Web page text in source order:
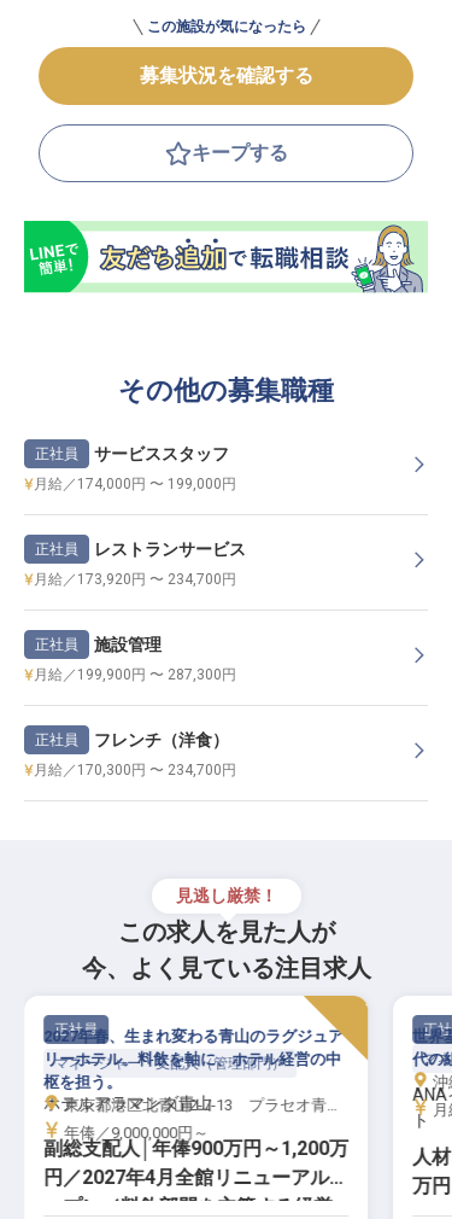
この施設が気になったら
募集状況を確認する
キープする
その他の募集職種
正社員 サービススタッフ
月給／174,000円 〜 199,000円
正社員 レストランサービス
月給／173,920円 〜 234,700円
正社員 施設管理
月給／199,900円 〜 287,300円
正社員 フレンチ（洋食）
月給／170,300円 〜 234,700円
見逃し厳禁！
この求人を見た人が
今、よく見ている注目求人
正社員
マネージャー・支配人（管理部門）
ホテルアラマンダ青山
副総支配人│年俸900万円～1,200万
円／2027年4月全館リニューアルオ
ープン／料飲部門を主管する経営
2027年春、生まれ変わる青山のラグジュア
リーホテル。料飲を軸に、ホテル経営の中
枢を担う。
東京都港区北青山2-7-13 プラセオ青山ビル
年俸／9,000,000円～
正社
マ
ANA
ト
人
万
世界
代の
沖